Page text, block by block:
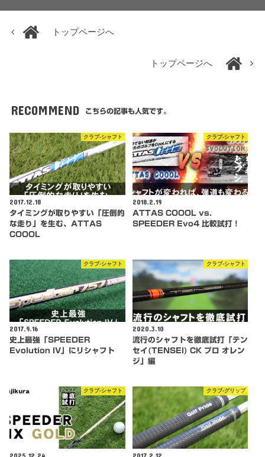
トップページへ
トップページへ
RECOMMEND こちらの記事も人気です。
クラブ-シャフト
2017.12.18
タイミングが取りやすい「圧倒的
な走り」を生む、ATTAS
COOOL
クラブ-シャフト
2018.2.19
ATTAS COOOL vs.
SPEEDER Evo4 比較試打！
クラブ-シャフト
2017.9.16
史上最強「SPEEDER
Evolution IV」にリシャフト
クラブ-シャフト
2020.3.10
流行のシャフトを徹底試打「テン
セイ(TENSEI) CK プロ オレン
ジ」編
クラブ-シャフト
2025.12.24
クラブ-グリップ
2017.2.12